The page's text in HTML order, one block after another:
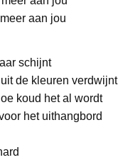
aan jou
schijnt
de kleuren verdwijnt
koud het al wordt
het uithangbord